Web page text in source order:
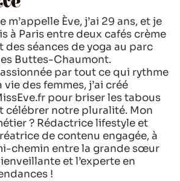
m’appelle Ève, j’ai 29 ans, et je
à Paris entre deux cafés crème
des séances de yoga au parc
Buttes-Chaumont.
par tout ce qui rythme
vie des femmes, j’ai créé
pour briser les tabous
célébrer notre pluralité. Mon
? Rédactrice lifestyle et
de contenu engagée, à
chemin entre la grande sœur
et l’experte en
!